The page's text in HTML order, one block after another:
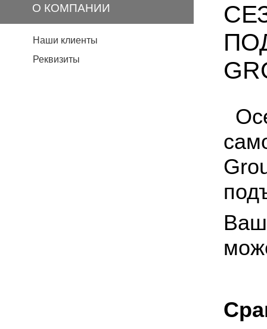
О КОМПАНИИ
Наши клиенты
Реквизиты